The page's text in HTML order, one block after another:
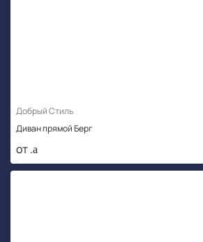
Добрый Стиль
Диван прямой Берг
от .